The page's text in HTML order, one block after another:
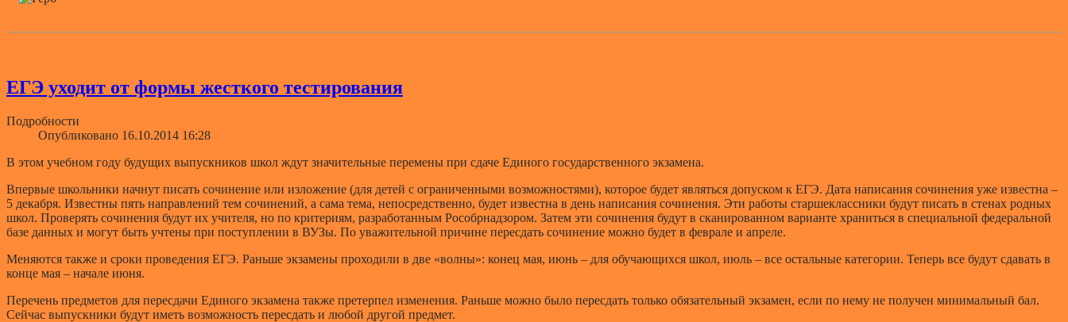
ЕГЭ уходит от формы жесткого тестирования
Подробности
Опубликовано 16.10.2014 16:28
В этом учебном году будущих выпускников школ ждут значительные перемены при сдаче Единого государственного экзамена.
Впервые школьники начнут писать сочинение или изложение (для детей с ограниченными возможностями), которое будет являться допуском к ЕГЭ. Дата написания сочинения уже известна –
5 декабря. Известны пять направлений тем сочинений, а сама тема, непосредственно, будет известна в день написания сочинения. Эти работы старшеклассники будут писать в стенах родных
школ. Проверять сочинения будут их учителя, но по критериям, разработанным Рособрнадзором. Затем эти сочинения будут в сканированном варианте храниться в специальной федеральной
базе данных и могут быть учтены при поступлении в ВУЗы. По уважительной причине пересдать сочинение можно будет в феврале и апреле.
Меняются также и сроки проведения ЕГЭ. Раньше экзамены проходили в две «волны»: конец мая, июнь – для обучающихся школ, июль – все остальные категории. Теперь все будут сдавать в
конце мая – начале июня.
Перечень предметов для пересдачи Единого экзамена также претерпел изменения. Раньше можно было пересдать только обязательный экзамен, если по нему не получен минимальный бал.
Сейчас выпускники будут иметь возможность пересдать и любой другой предмет.